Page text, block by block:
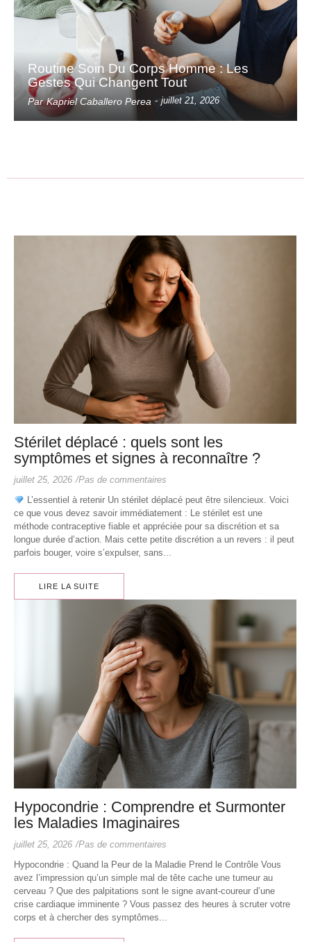
Routine Soin Du Corps Homme : Les
Gestes Qui Changent Tout
Par Kapriel Caballero Perea - juillet 21, 2026
Stérilet déplacé : quels sont les
symptômes et signes à reconnaître ?
juillet 25, 2026 /Pas de commentaires
L’essentiel à retenir Un stérilet déplacé peut être silencieux. Voici
ce que vous devez savoir immédiatement : Le stérilet est une
méthode contraceptive fiable et appréciée pour sa discrétion et sa
longue durée d’action. Mais cette petite discrétion a un revers : il peut
parfois bouger, voire s’expulser, sans...
LIRE LA SUITE
Hypocondrie : Comprendre et Surmonter
les Maladies Imaginaires
juillet 25, 2026 /Pas de commentaires
Hypocondrie : Quand la Peur de la Maladie Prend le Contrôle Vous
avez l’impression qu’un simple mal de tête cache une tumeur au
cerveau ? Que des palpitations sont le signe avant-coureur d’une
crise cardiaque imminente ? Vous passez des heures à scruter votre
corps et à chercher des symptômes...